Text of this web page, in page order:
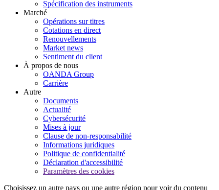
Spécification des instruments
Marché
Opérations sur titres
Cotations en direct
Renouvellements
Market news
Sentiment du client
À propos de nous
OANDA Group
Carrière
Autre
Documents
Actualité
Cybersécurité
Mises à jour
Clause de non-responsabilité
Informations juridiques
Politique de confidentialité
Déclaration d'accessibilité
Paramètres des cookies
Choisissez un autre pays ou une autre région pour voir du contenu